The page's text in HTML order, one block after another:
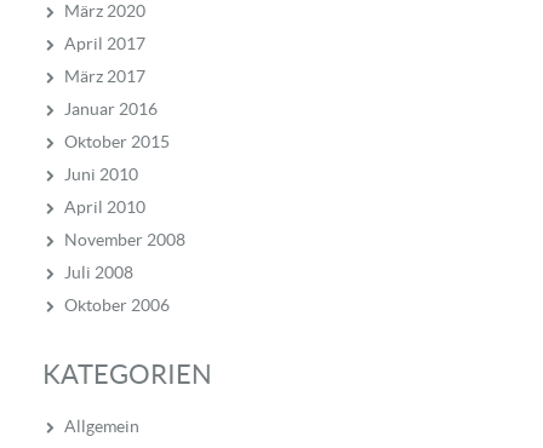
März 2020
April 2017
März 2017
Januar 2016
Oktober 2015
Juni 2010
April 2010
November 2008
Juli 2008
Oktober 2006
KATEGORIEN
Allgemein